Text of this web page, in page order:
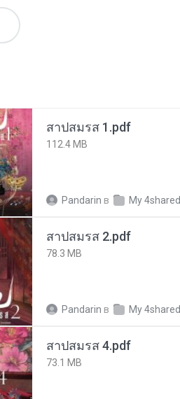
สาปสมรส 1.pdf
112.4 MB
Pandarin в My 4shared
สาปสมรส 2.pdf
78.3 MB
Pandarin в My 4shared
สาปสมรส 4.pdf
73.1 MB